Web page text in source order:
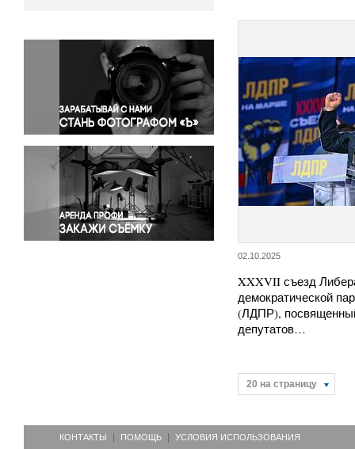
Окружающая среда
Политика
Правосудие
Происшествия и конфликты
Религия
Светская жизнь
Спорт
Экология
Экономика и бизнес
02.10.2025
XXXVII съезд
демократической
(ЛДПР),
депутатов…
20 на страницу
КОНТАКТЫ ПОМОЩЬ УСЛОВИЯ ИСПОЛЬЗОВАНИЯ